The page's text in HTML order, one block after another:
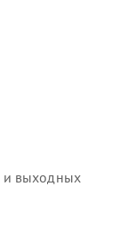
и выходных